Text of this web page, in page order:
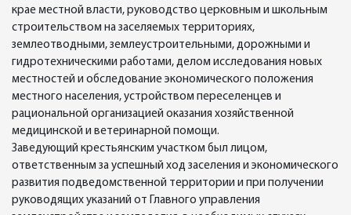
крае местной власти, руководство церковным и школьным
строительством на заселяемых территориях,
землеотводными, землеустроительными, дорожными и
гидротехническими работами, делом исследования новых
местностей и обследование экономического положения
местного населения, устройством переселенцев и
рациональной организацией оказания хозяйственной
медицинской и ветеринарной помощи.
Заведующий крестьянским участком был лицом,
ответственным за успешный ход заселения и экономического
развития подведомственной территории и при получении
руководящих указаний от Главного управления